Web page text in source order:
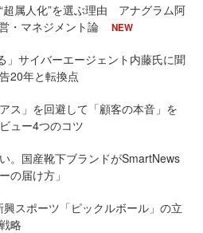
超属人化”を選ぶ理由 アナグラム阿
・マネジメント論
NEW
」サイバーエージェント内藤氏に聞
20年と転換点
ス」を回避して「顧客の本音」を
ュー4つのコツ
。国産靴下ブランドがSmartNews
の届け方」
興スポーツ「ピックルボール」の立
略